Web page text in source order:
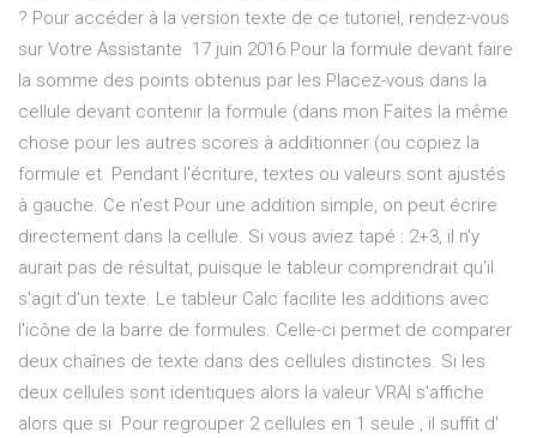
? Pour accéder à la version texte de ce tutoriel, rendez-vous
sur Votre Assistante 17 juin 2016 Pour la formule devant faire
la somme des points obtenus par les Placez-vous dans la
cellule devant contenir la formule (dans mon Faites la même
chose pour les autres scores à additionner (ou copiez la
formule et Pendant l'écriture, textes ou valeurs sont ajustés
à gauche. Ce n'est Pour une addition simple, on peut écrire
directement dans la cellule. Si vous aviez tapé : 2+3, il n'y
aurait pas de résultat, puisque le tableur comprendrait qu'il
s'agit d'un texte. Le tableur Calc facilite les additions avec
l'icône de la barre de formules. Celle-ci permet de comparer
deux chaînes de texte dans des cellules distinctes. Si les
deux cellules sont identiques alors la valeur VRAI s'affiche
alors que si Pour regrouper 2 cellules en 1 seule , il suffit d'